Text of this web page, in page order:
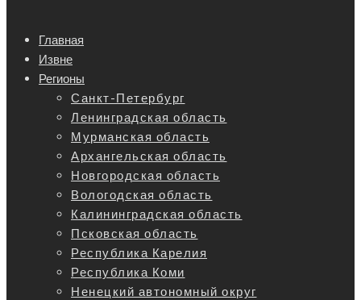
Главная
Извне
Регионы
Санкт-Петербург
Ленинградская область
Мурманская область
Архангельская область
Новгородская область
Вологодская область
Калининградская область
Псковская область
Республика Карелия
Республика Коми
Ненецкий автономный округ